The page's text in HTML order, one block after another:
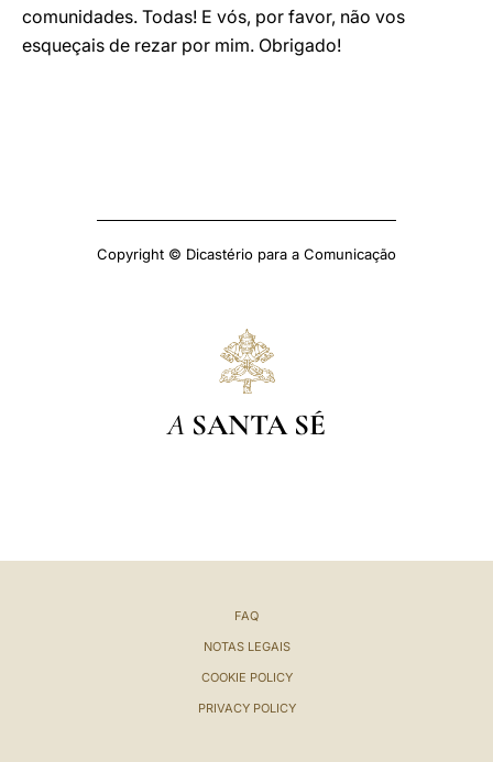
comunidades. Todas! E vós, por favor, não vos
esqueçais de rezar por mim. Obrigado!
Copyright © Dicastério para a Comunicação
A SANTA SÉ
FAQ
NOTAS LEGAIS
COOKIE POLICY
PRIVACY POLICY